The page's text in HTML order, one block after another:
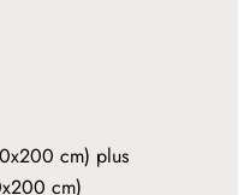
cm) plus
cm)